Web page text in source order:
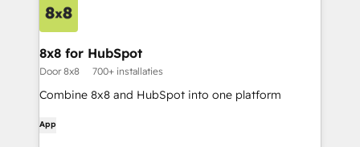
8x8 for HubSpot
Door 8x8 700+ installaties
Combine 8x8 and HubSpot into one platform
App